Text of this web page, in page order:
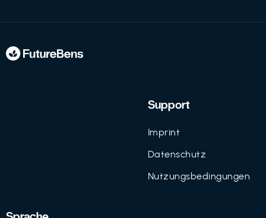
Support
Imprint
Datenschutz
Nutzungsbedingungen